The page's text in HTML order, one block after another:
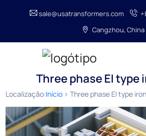
sale@usatransformers.com
Cangzhou, China
Three phase EI type
Localização:Início > Three phase EI type